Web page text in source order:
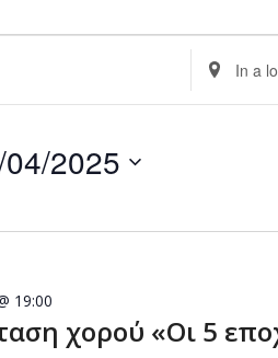
Enter
Location.
Search
2025
χορού «Οι 5
19:00